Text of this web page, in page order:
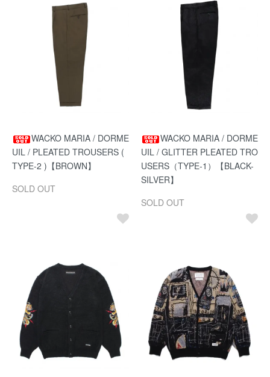
WACKO MARIA / DORME
UIL / PLEATED TROUSERS (
TYPE-2 )【BROWN】
SOLD OUT
WACKO MARIA / DORME
UIL / GLITTER PLEATED TRO
USERS（TYPE-1）【BLACK-
SILVER】
SOLD OUT